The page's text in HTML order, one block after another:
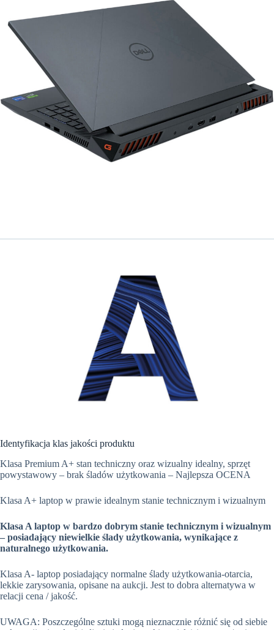
Identyfikacja klas jakości produktu
Klasa Premium A+ stan techniczny oraz wizualny idealny, sprzęt
powystawowy – brak śladów użytkowania – Najlepsza OCENA
Klasa A+ laptop w prawie idealnym stanie technicznym i wizualnym
Klasa A laptop w bardzo dobrym stanie technicznym i wizualnym
– posiadający niewielkie ślady użytkowania, wynikające z
naturalnego użytkowania.
Klasa A- laptop posiadający normalne ślady użytkowania-otarcia,
lekkie zarysowania, opisane na aukcji. Jest to dobra alternatywa w
relacji cena / jakość.
UWAGA: Poszczególne sztuki mogą nieznacznie różnić się od siebie